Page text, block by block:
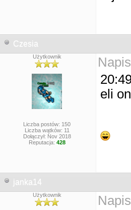
Czesia
Użytkownik
Liczba postów: 150
Liczba wątków: 11
Dołączył: Nov 2018
Reputacja: 428
eli
janka14
Użytkownik